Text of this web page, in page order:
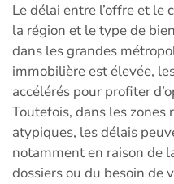
Le délai entre l’offre et le
la région et le type de
dans les grandes
immobilière est élevée,
accélérés pour profiter
Toutefois, dans les zones
atypiques, les délais
notamment en raison de
dossiers ou du besoin de